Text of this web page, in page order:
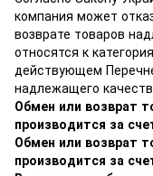
компания может
возврате товаров
относятся к
действующем
надлежащего
Обмен или возврат
производится за
Обмен или возврат
производится за